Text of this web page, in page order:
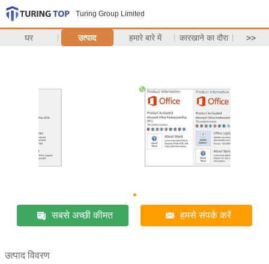
Turing Group Limited
घर उत्पाद हमारे बारे में कारखाने का दौरा >>
सबसे अच्छी कीमत हमसे संपर्क करें
उत्पाद विवरण